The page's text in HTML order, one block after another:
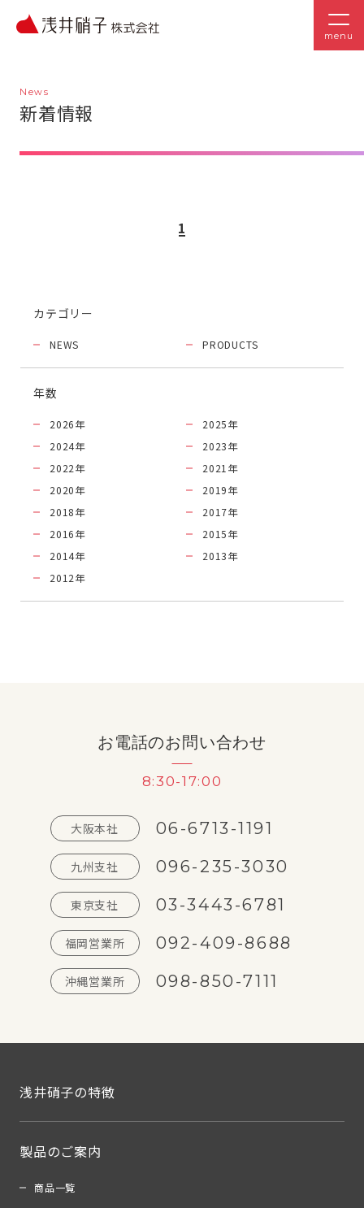
menu
News
新着情報
1
カテゴリー
NEWS PRODUCTS
年数
2026年 2025年
2024年 2023年
2022年 2021 年
2020年 2019年
2018年 2017年
2016年 2015年
2014年 2013年
2012年
お電話のお問い合わせ
8:30-17:00
大阪本社 06-6713-1191
九州支社 096-235-3030
東京支社 03-3443-6781
福岡営業所 092-409-8688
沖縄営業所 098-850-7111
浅井硝子の特徴
製品のご案内
商品一覧